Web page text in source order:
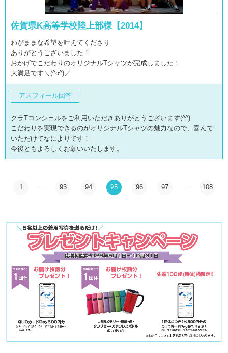
佐賀県K高等学校陸上部様【2014】
わがままな希望を叶えてくださり
ありがとうございました！
おかげでこだわりのオリジナルTシャツが完成しました！
大満足です＼(^o^)／
アスフィール回答
クラTコンシェルをご利用いただきありがとうございます(^^)
こだわりを実現できるのがオリジナルTシャツの魅力なので、喜んで
いただけてなによりです！
今後ともよろしくお願いいたします。
1 … 93 94 95 96 97 … 108